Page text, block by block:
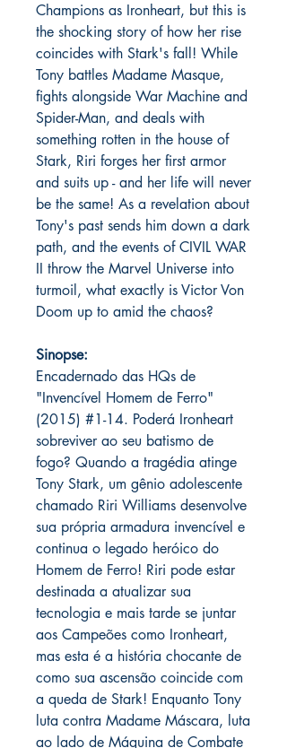
Champions as Ironheart, but this is
the shocking story of how her rise
coincides with Stark's fall! While
Tony battles Madame Masque,
fights alongside War Machine and
Spider-Man, and deals with
something rotten in the house of
Stark, Riri forges her first armor
and suits up - and her life will never
be the same! As a revelation about
Tony's past sends him down a dark
path, and the events of CIVIL WAR
II throw the Marvel Universe into
turmoil, what exactly is Victor Von
Doom up to amid the chaos?
Sinopse:
Encadernado das HQs de
"Invencível Homem de Ferro"
(2015) #1-14. Poderá Ironheart
sobreviver ao seu batismo de
fogo? Quando a tragédia atinge
Tony Stark, um gênio adolescente
chamado Riri Williams desenvolve
sua própria armadura invencível e
continua o legado heróico do
Homem de Ferro! Riri pode estar
destinada a atualizar sua
tecnologia e mais tarde se juntar
aos Campeões como Ironheart,
mas esta é a história chocante de
como sua ascensão coincide com
a queda de Stark! Enquanto Tony
luta contra Madame Máscara, luta
ao lado de Máquina de Combate